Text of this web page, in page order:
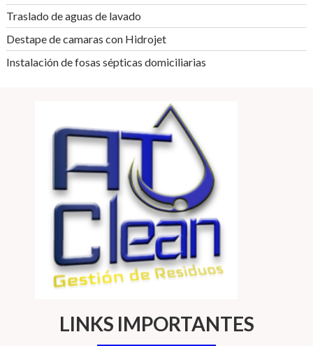
Traslado de aguas de lavado
Destape de camaras con Hidrojet
Instalación de fosas sépticas domiciliarias
LINKS IMPORTANTES